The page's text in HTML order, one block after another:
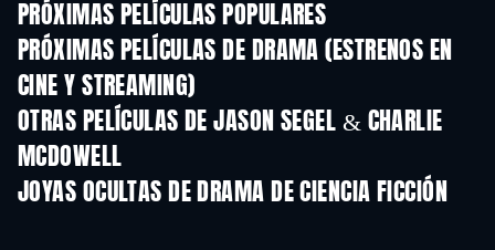
PRÓXIMAS PELÍCULAS POPULARES
PRÓXIMAS PELÍCULAS DE DRAMA (ESTRENOS EN
CINE Y STREAMING)
OTRAS PELÍCULAS DE JASON SEGEL & CHARLIE
MCDOWELL
JOYAS OCULTAS DE DRAMA DE CIENCIA FICCIÓN
TV